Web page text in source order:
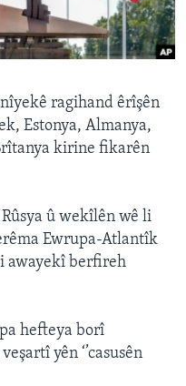
ragihand êrîşên
Estonya, Almanya,
kirine fikarên
û wekîlên wê li
Ewrupa-Atlantîk
awayekî berfireh
hefteya borî
yên ‘’casusên